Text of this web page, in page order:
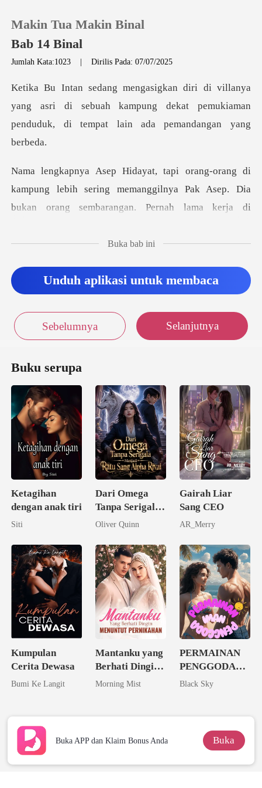
0
Pengisian Ulang
Keluar
Makin Tua Makin Binal
Bab 14 Binal
Jumlah Kata:1023 |Dirilis Pada: 07/07/2025
a
yang asri di sebuah kampung dekat pemukiaman
pen
ring memanggilnya Pak Asep. Dia
bukan orang sembarangan. Pernah la
Buka bab ini
Unduh aplikasi untuk membaca
Sebelumnya Selanjutnya
Buku serupa
Ketagihan
dengan anak tiri
Siti
Dari Omega
Tanpa Serigala
Menjadi Ratu
Rival
Oliver Quinn
Gairah Liar
Sang CEO
AR_Merry
Kumpulan
Cerita Dewasa
Bumi Ke Langit
Mantanku yang
Berhati Dingin
Menuntut
Morning Mist
PERMAINAN
PENGGODA
IMAN
Black Sky
Buka APP dan Klaim Bonus Anda Buka